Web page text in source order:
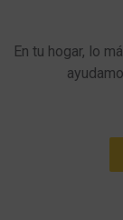
En tu hogar, lo